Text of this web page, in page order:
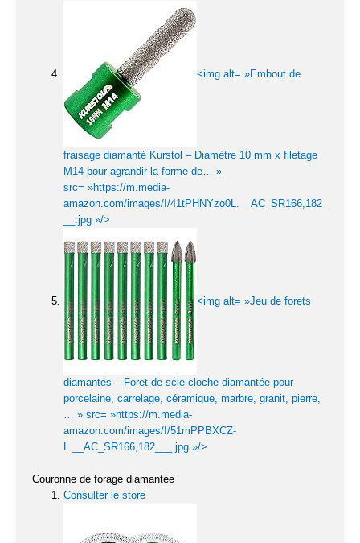
<img alt= »Embout de
fraisage diamanté Kurstol – Diamètre 10 mm x filetage
M14 pour agrandir la forme de… »
src= »https://m.media-
amazon.com/images/I/41tPHNYzo0L.__AC_SR166,182_
__.jpg »/>
<img alt= »Jeu de forets
diamantés – Foret de scie cloche diamantée pour
porcelaine, carrelage, céramique, marbre, granit, pierre,
… » src= »https://m.media-
amazon.com/images/I/51mPPBXCZ-
L.__AC_SR166,182___.jpg »/>
Couronne de forage diamantée
Consulter le store